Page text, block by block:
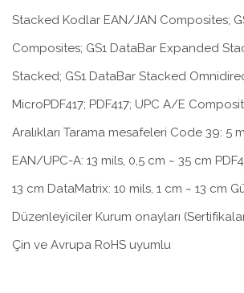
Stacked Kodlar EAN/JAN Composites;
Composites; GS1 DataBar Expanded
Stacked; GS1 DataBar Stacked
MicroPDF417; PDF417; UPC A/E
Aralıkları Tarama mesafeleri Code 39: 5
EAN/UPC-A: 13 mils, 0,5 cm ~ 35 cm
13 cm DataMatrix: 10 mils, 1 cm ~ 13 cm
Düzenleyiciler Kurum onayları
Çin ve Avrupa RoHS uyumlu